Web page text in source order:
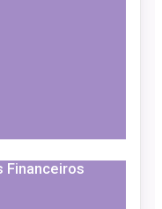
Financeiros